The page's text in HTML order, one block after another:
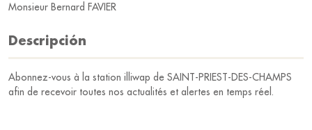
Monsieur Bernard FAVIER
Descripción
Abonnez-vous à la station illiwap de SAINT-PRIEST-DES-CHAMPS
afin de recevoir toutes nos actualités et alertes en temps réel.